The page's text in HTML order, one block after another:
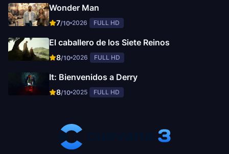
Wonder Man
7/10 2026 FULL HD
El caballero de los Siete Reinos
8/10 2026 FULL HD
It: Bienvenidos a Derry
8/10 2025 FULL HD